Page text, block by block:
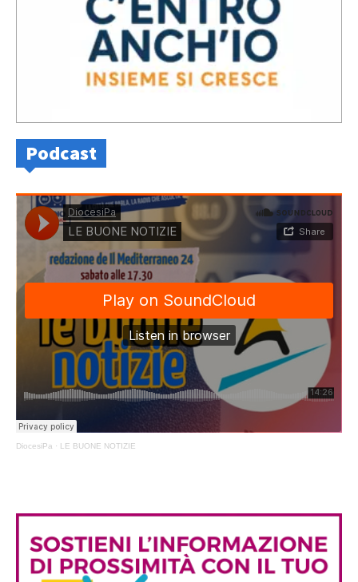
Podcast
DiocesiPa · LE BUONE NOTIZIE